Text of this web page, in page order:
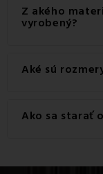
Z akého
vyrobený?
Tento produkt je
Aké sú
Dostupné
Ako sa starať